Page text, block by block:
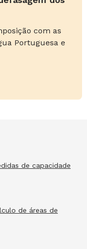
com as
Portuguesa e
de capacidade
de áreas de